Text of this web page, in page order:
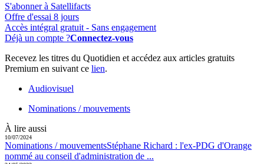
S'abonner à Satellifacts
Offre d'essai 8 jours
Accès intégral gratuit - Sans engagement
Déjà un compte ?Connectez-vous
Recevez les titres du Quotidien et accédez aux articles gratuits
Premium en suivant ce lien.
Audiovisuel
Nominations / mouvements
À lire aussi
10/07/2024
Nominations / mouvementsStéphane Richard : l'ex-PDG d'Orange
nommé au conseil d'administration de ...